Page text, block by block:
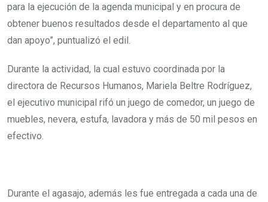
para la ejecución de la agenda municipal y en procura de
obtener buenos resultados desde el departamento al que
dan apoyo”, puntualizó el edil.
Durante la actividad, la cual estuvo coordinada por la
directora de Recursos Humanos, Mariela Beltre Rodríguez,
el ejecutivo municipal rifó un juego de comedor, un juego de
muebles, nevera, estufa, lavadora y más de 50 mil pesos en
efectivo.
Durante el agasajo, además les fue entregada a cada una de